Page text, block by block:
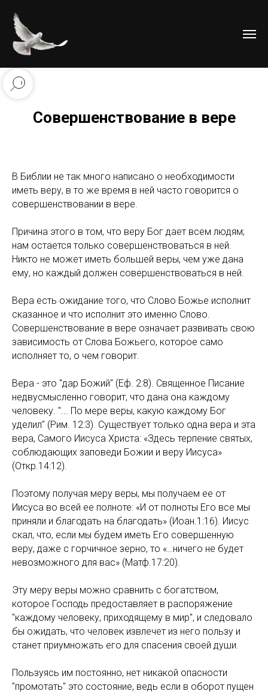
Совершенствование в вере
В Библии не так много написано о необходимости
иметь веру, в то же время в ней часто говорится о
совершенствовании в вере.
Причина этого в том, что веру Бог дает всем людям;
нам остается только совершенствоваться в ней.
Никто не может иметь большей веры, чем уже дана
ему, но каждый должен совершенствоваться в ней.
Вера есть ожидание того, что Слово Божье исполнит
сказанное и что исполнит это именно Слово.
Совершенствование в вере означает развивать свою
зависимость от Слова Божьего, которое само
исполняет то, о чем говорит.
Вера - это "дар Божий" (Еф. 2:8). Священное Писание
недвусмысленно говорит, что дана она каждому
человеку. "... По мере веры, какую каждому Бог
уделил" (Рим. 12:3). Существует только одна вера и эта
вера, Самого Иисуса Христа: «Здесь терпение святых,
соблюдающих заповеди Божии и веру Иисуса»
(Откр.14:12).
Поэтому получая меру веры, мы получаем ее от
Иисуса во всей ее полноте: «И от полноты Его все мы
приняли и благодать на благодать» (Иоан.1:16). Иисус
скал, что, если мы будем иметь Его совершенную
веру, даже с горчичное зерно, то «…ничего не будет
невозможного для вас» (Матф.17:20).
Эту меру веры можно сравнить с богатством,
которое Господь предоставляет в распоряжение
"каждому человеку, приходящему в мир", и следовало
бы ожидать, что человек извлечет из него пользу и
станет приумножать его для спасения своей души.
Пользуясь им постоянно, нет никакой опасности
"промотать" это состояние, ведь если в оборот пущен